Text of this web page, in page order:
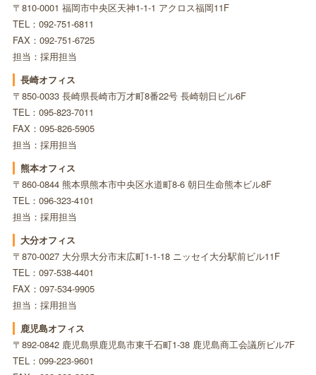
〒810-0001 福岡市中央区天神1-1-1 アクロス福岡11F
TEL：092-751-6811
FAX：092-751-6725
担当：採用担当
長崎オフィス
〒850-0033 長崎県長崎市万才町8番22号 長崎朝日ビル6F
TEL：095-823-7011
FAX：095-826-5905
担当：採用担当
熊本オフィス
〒860-0844 熊本県熊本市中央区水道町8-6 朝日生命熊本ビル8F
TEL：096-323-4101
担当：採用担当
大分オフィス
〒870-0027 大分県大分市末広町1-1-18 ニッセイ大分駅前ビル11F
TEL：097-538-4401
FAX：097-534-9905
担当：採用担当
鹿児島オフィス
〒892-0842 鹿児島県鹿児島市東千石町1-38 鹿児島商工会議所ビル7F
TEL：099-223-9601